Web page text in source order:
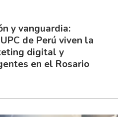
y vanguardia:
de Perú viven la
digital y
en el Rosario